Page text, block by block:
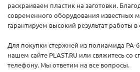
раскраиваем пластик на заготовки.
современного оборудования известных
гарантируем высокий результат работы
Для покупки стержней из полиамида PA-6
нашем сайте PLAST.RU или свяжитесь со
телефону. Мы ответим на все вопросы.